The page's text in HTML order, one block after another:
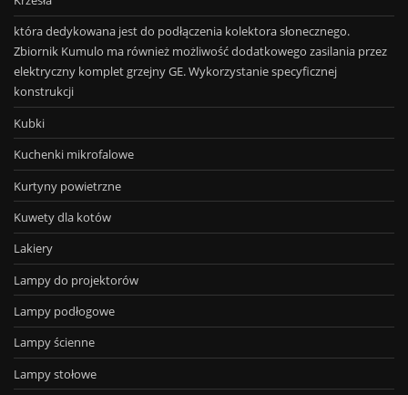
która dedykowana jest do podłączenia kolektora słonecznego.
Zbiornik Kumulo ma również możliwość dodatkowego zasilania przez
elektryczny komplet grzejny GE. Wykorzystanie specyficznej
konstrukcji
Kubki
Kuchenki mikrofalowe
Kurtyny powietrzne
Kuwety dla kotów
Lakiery
Lampy do projektorów
Lampy podłogowe
Lampy ścienne
Lampy stołowe